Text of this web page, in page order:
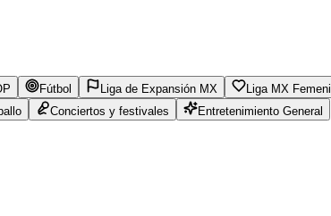
Fútbol Liga de Expansión MX Liga MX Femenil
Conciertos y festivales Entretenimiento General